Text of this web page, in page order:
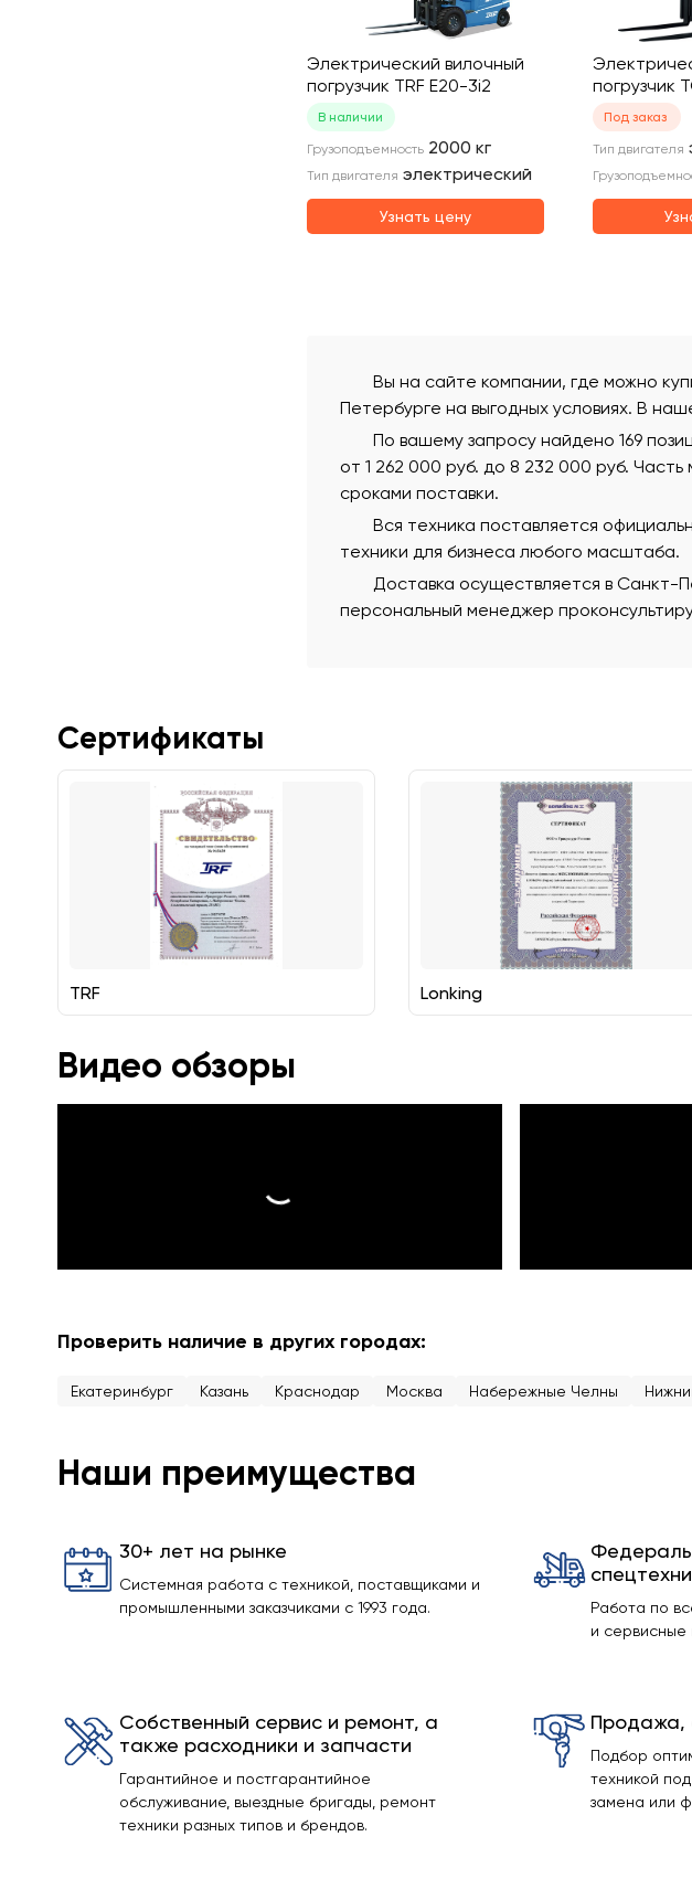
Электрический вилочный
погрузчик TRF E20-3i2
В наличии
Грузоподъемность 2000 кг
Тип двигателя электрический
Узнать цену
погрузчик
Под заказ
Тип двигателя
Вы на сайте компании, где можно
Петербурге на выгодных условиях. В
По вашему запросу найдено 169
от 1 262 000 руб. до 8 232 000 руб.
сроками поставки.
Вся техника поставляется
техники для бизнеса любого масштаба.
Доставка осуществляется в Санкт-
персональный менеджер
Сертификаты
TRF Lonking
Видео обзоры
Проверить наличие в других городах:
Екатеринбург Казань Краснодар Москва Набережные Челны
Наши преимущества
30+ лет на рынке
Системная работа с техникой, поставщиками и
промышленными заказчиками с 1993 года.
Работа по
и сервисные
Собственный сервис и ремонт, а
также расходники и запчасти
Гарантийное и постгарантийное
обслуживание, выездные бригады, ремонт
техники разных типов и брендов.
Продажа,
Подбор
техникой
замена или